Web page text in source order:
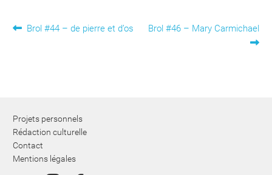
Navigation
Article
Brol #44 – de pierre et d’os
Article
Brol #46 – Mary Carmichael
Projets personnels
Rédaction culturelle
Contact
Mentions légales